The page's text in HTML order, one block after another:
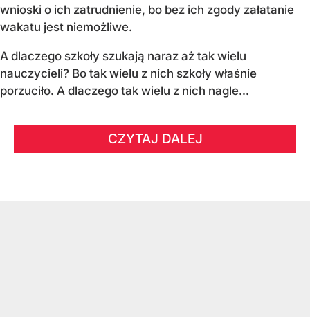
wnioski o ich zatrudnienie, bo bez ich zgody załatanie
wakatu jest niemożliwe.
A dlaczego szkoły szukają naraz aż tak wielu
nauczycieli? Bo tak wielu z nich szkoły właśnie
porzuciło. A dlaczego tak wielu z nich nagle...
CZYTAJ DALEJ